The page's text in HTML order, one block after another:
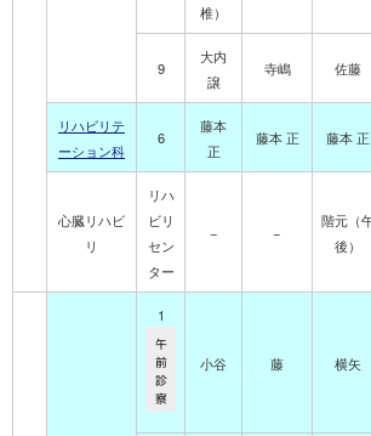
椎）
9
大内
譲
寺嶋 佐藤
リハビリテ
ーション科
6
藤本
正
藤本 正 藤本 正
心臓リハビ
リ
リハ
ビリ
セン
ター
− −
階元 （
後）
1
午
前
診
察
小谷 藤 横矢